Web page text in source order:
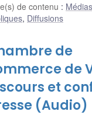
de contenu : Médias
, Diffusions
de
de
et
(Audio)